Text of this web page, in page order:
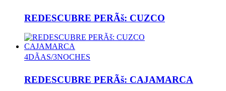
REDESCUBRE PERÃš: CUZCO
CAJAMARCA
4DÃAS/3NOCHES
REDESCUBRE PERÃš: CAJAMARCA